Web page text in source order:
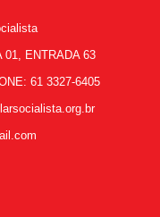
01, ENTRADA 63
61 3327-6405